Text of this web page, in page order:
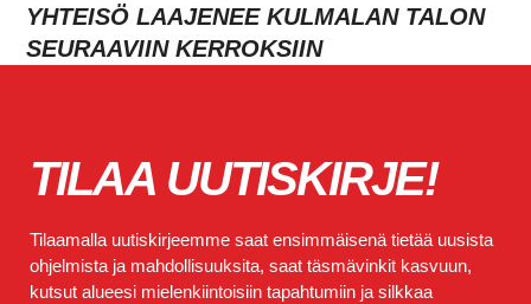
YHTEISÖ LAAJENEE KULMALAN TALON
SEURAAVIIN KERROKSIIN
TILAA UUTISKIRJE!
Tilaamalla uutiskirjeemme saat ensimmäisenä tietää uusista
ohjelmista ja mahdollisuuksita, saat täsmävinkit kasvuun,
kutsut alueesi mielenkiintoisiin tapahtumiin ja silkkaa